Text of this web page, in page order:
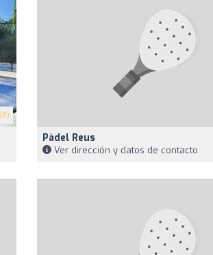
(8)
Pàdel Reus
Ver dirección y datos de contacto